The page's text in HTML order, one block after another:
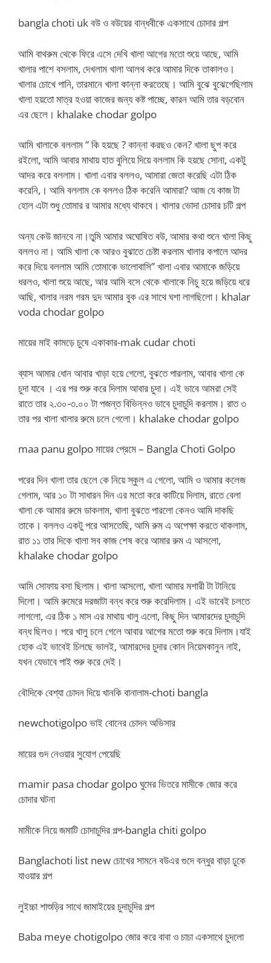
bangla choti uk বউ ও বউয়ের বান্ধবীকে একসাথে চোদার গল্প
আমি বাথরুম থেকে ফিরে এসে দেখি খালা আগের মতো শুয়ে আছে, আমি
খালার পাশে বসলাম, দেখলাম খালা আলথ করে আমার দিকে তাকালও।
খালার চোখে পানি, তারমানে খালা কান্না করতেছে। আমি বুঝে বুঝেগেছিলাম
খালা হয়তো মাত্র হওয়া কাজের জন্য কষ্ট পাচ্ছে, কারন আমি তার বড়বোন
এর ছেলে। khalake chodar golpo
আমি খালাকে বললাম ” কি হয়ছে ? কান্না করছও কেন? খালা ছুপ করে
রইলো, আমি আবার মাথায় হাত বুলিয়ে দিয়ে বললাম কি হয়ছে সোনা, একটু
আদর করে বললাম। খালা এবার বললও, আমারা জেতা করেছি এটা ঠিক
করেনি,। আমি বললাম কে বললও ঠিক করেনি আমারা? আজ যে কাজ টা
হোল এটা শুধু তোমার র আমার মধ্যে থাকবে। খালার ভোদা চোদার চটি গল্প
অন্য কেউ জানবে না।তুমি আমার অঘোষিত বউ, আমার কথা শুনে খালা কিছু
বললও না। আমি খালা কে আরও বুঝাতে চেষ্টা করলাম খালার কপালে আদর
করে দিয়ে বললাম আমি তোমাকে ভালোবাসি” খালা এবার আমাকে জড়িয়ে
ধরলও, খালা শুয়ে আছে, আর আমি বসে থেকে খালাকে নিচু হয়ে জড়িয়ে ধরে
আছি, খালার নরম গরম দুদ আমার বুক এর সাথে ঘশা লাগছিলো। khalar
voda chodar golpo
মায়ের মাই কামড়ে চুষে একাকার-mak cudar choti
ব্যাস আমার ধোন আবার খাড়া হয়ে গেলো, বুঝতে পারলাম, আবার খালা কে
চুদা যাবে । এর পর শুরু করে দিলাম আবার চুদা। এই ভাবে আমরা সেই
রাতে তার ২.৩০-৩.০০ টা পজন্ত বিভিন্নও ভাবে চুদাচুদি করলাম। রাত ৩
তার পর খালা খালার রুমে চলে গেলো। khalake chodar golpo
maa panu golpo মায়ের প্রেমে – Bangla Choti Golpo
পরের দিন খালা তার ছেলে কে নিয়ে স্কুল এ গেলো, আমি ও আমার কলেজ
গেলাম, আর ১০ টা সাধারন দিন এর মতো করে কাটিয়ে দিলাম, রাতে বেলা
খালা কে আমার রুমে ডাকলাম, খালা বুঝতে পারলো কেনও আমি দাকছি
তাকে। বললও একটু পরে আসতেছি, আমি রুম এ অপেক্ষা করতে থাকলাম,
রাত ১১ তার দিকে খালা সব কাজ শেষ করে আমার রুম এ আসলো,
khalake chodar golpo
আমি সোফায় বসা ছিলাম। খালা আসলো, খালা আমার মশারী টা টানিয়ে
দিলো। আমি রুমেরে দরজাটা বন্ধ করে শুরু করেদিলাম। এই ভাবেই চলতে
লাগলো, এর ঠিক ১ মাস এর মাথায় খালু এলো, কিছু দিন আমারদের চুদাচুদি
বন্ধ ছিলও। পরে খালু চলে গেলে আবার আগের মতো শুরু করে দিলাম।যাই
হোক এই ভাবেই চিলছে ভালই, আমারদের চুদার কোন নিয়েমকানুন নাই,
যখন যেভাবে পাই শুরু করে দেই।
বৌদিকে বেশ্যা চোদন দিয়ে খানকি বানালাম-choti bangla
newchotigolpo ভাই বোনের চোদন অভিসার
মায়ের গুদ নেওয়ার সুযোগ পেয়েছি
mamir pasa chodar golpo ঘুমের ভিতরে মামীকে জোর করে
চোদার ঘটনা
মামীকে নিয়ে জমাটি চোদাচুদির গল্প-bangla chiti golpo
Banglachoti list new চোখের সামনে বউএর গুদে বন্ধুর বাড়া ঢুকে
যাওয়ার গল্প
লুইচ্চা শাশুড়ির সাথে জামাইয়ের চুদাচুদির গল্প
Baba meye chotigolpo জোর করে বাবা ও চাচা একসাথে চুদলো